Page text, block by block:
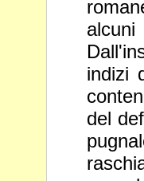
indizi
del